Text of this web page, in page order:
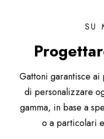
SU
Gattoni garantisce
di personalizzare
gamma, in base a
o a particolari